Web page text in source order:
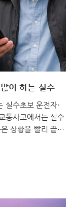
이 하는 실수
실수초보 운전자·
통사고에서는 실수
상황을 빨리 끝내
리가 아니라처리
다르게 흘러가는
원에 갈 필요가 없